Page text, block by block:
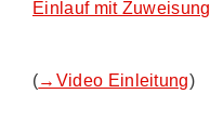
Einlauf mit Zuweisung
(→Video Einleitung)